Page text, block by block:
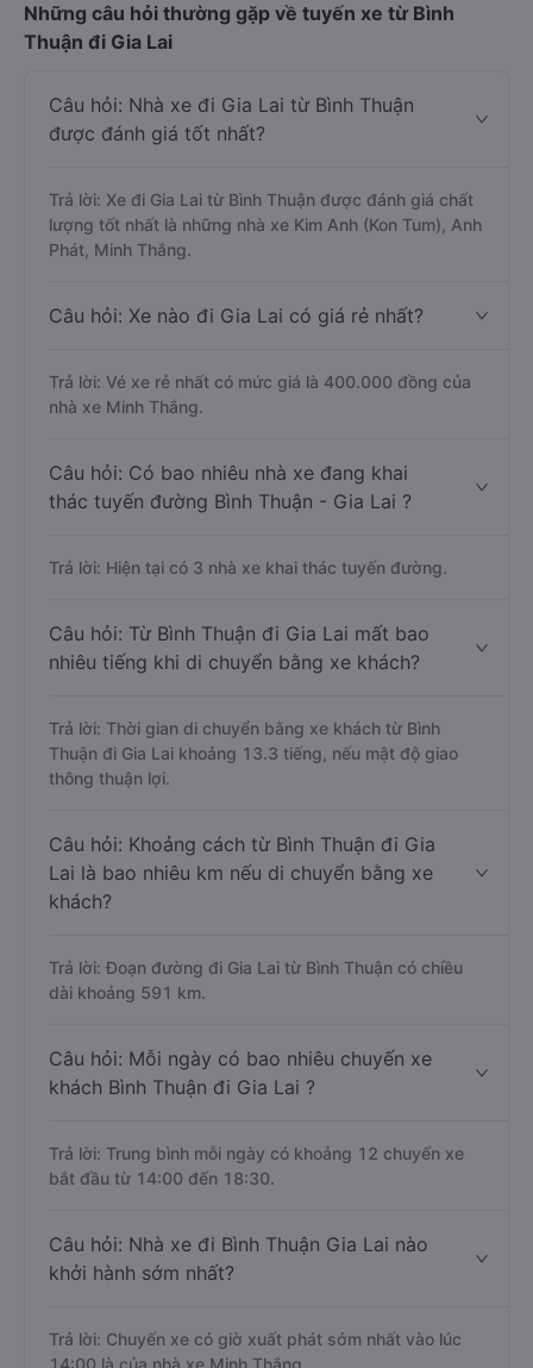
Những câu hỏi thường gặp về tuyến xe từ Bình
Thuận đi Gia Lai
Câu hỏi: Nhà xe đi Gia Lai từ Bình Thuận
được đánh giá tốt nhất?
Trả lời: Xe đi Gia Lai từ Bình Thuận được đánh giá chất
lượng tốt nhất là những nhà xe Kim Anh (Kon Tum), Anh
Phát, Minh Thắng.
Câu hỏi: Xe nào đi Gia Lai có giá rẻ nhất?
Trả lời: Vé xe rẻ nhất có mức giá là 400.000 đồng của
nhà xe Minh Thắng.
Câu hỏi: Có bao nhiêu nhà xe đang khai
thác tuyến đường Bình Thuận - Gia Lai ?
Trả lời: Hiện tại có 3 nhà xe khai thác tuyến đường.
Câu hỏi: Từ Bình Thuận đi Gia Lai mất bao
nhiêu tiếng khi di chuyển bằng xe khách?
Trả lời: Thời gian di chuyển bằng xe khách từ Bình
Thuận đi Gia Lai khoảng 13.3 tiếng, nếu mật độ giao
thông thuận lợi.
Câu hỏi: Khoảng cách từ Bình Thuận đi Gia
Lai là bao nhiêu km nếu di chuyển bằng xe
khách?
Trả lời: Đoạn đường đi Gia Lai từ Bình Thuận có chiều
dài khoảng 591 km.
Câu hỏi: Mỗi ngày có bao nhiêu chuyến xe
khách Bình Thuận đi Gia Lai ?
Trả lời: Trung bình mỗi ngày có khoảng 12 chuyến xe
bắt đầu từ 14:00 đến 18:30.
Câu hỏi: Nhà xe đi Bình Thuận Gia Lai nào
khởi hành sớm nhất?
Trả lời: Chuyến xe có giờ xuất phát sớm nhất vào lúc
14:00 là của nhà xe Minh Thắng.